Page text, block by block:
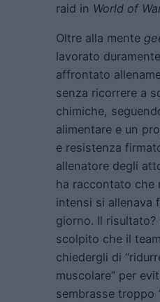
raid in World of
Oltre alla mente
lavorato
affrontato
senza ricorrere a
chimiche,
alimentare e un
e resistenza
allenatore degli
ha raccontato che
intensi si allenava
giorno. Il
scolpito che il
chiedergli di
muscolare” per
sembrasse troppo